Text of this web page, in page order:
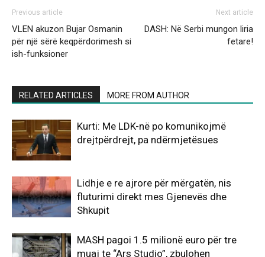
Previous article
VLEN akuzon Bujar Osmanin
për një sërë keqpërdorimesh si
ish-funksioner
Next article
DASH: Në Serbi mungon liria
fetare!
RELATED ARTICLES MORE FROM AUTHOR
Kurti: Me LDK-në po komunikojmë
drejtpërdrejt, pa ndërmjetësues
Lidhje e re ajrore për mërgatën, nis
fluturimi direkt mes Gjenevës dhe
Shkupit
MASH pagoi 1.5 milionë euro për tre
muaj te “Ars Studio”, zbulohen